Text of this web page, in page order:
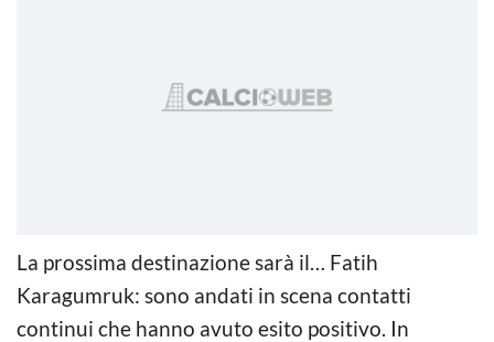
La prossima destinazione sarà il… Fatih
Karagumruk: sono andati in scena contatti
continui che hanno avuto esito positivo. In